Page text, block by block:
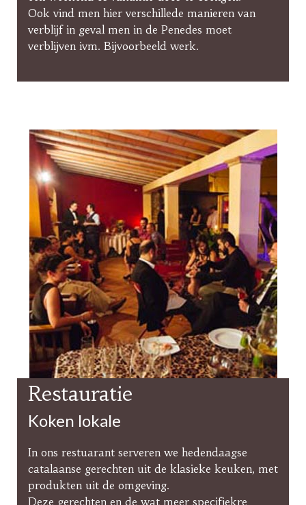
Ook vind men hier verschillede manieren van
verblijf in geval men in de Penedes moet
verblijven ivm. Bijvoorbeeld werk.
Restauratie
Koken lokale
In ons restuarant serveren we hedendaagse
catalaanse gerechten uit de klasieke keuken, met
produkten uit de omgeving.
Deze gerechten en de wat meer specifiekre